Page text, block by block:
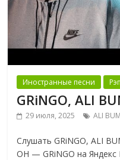
Иностранные песни
GRiNGO, ALI
29 июля, 2025 ALI
Слушать GRiNGO, ALI
OH — GRiNGO на Яндекс